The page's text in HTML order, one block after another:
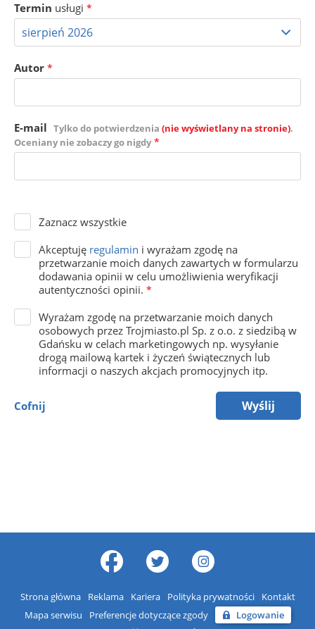
Termin usługi *
Autor *
E-mail Tylko do potwierdzenia (nie wyświetlany na stronie).
Oceniany nie zobaczy go nigdy *
Zaznacz wszystkie
Akceptuję regulamin i wyrażam zgodę na
przetwarzanie moich danych zawartych w formularzu
dodawania opinii w celu umożliwienia weryfikacji
autentyczności opinii. *
Wyrażam zgodę na przetwarzanie moich danych
osobowych przez Trojmiasto.pl Sp. z o.o. z siedzibą w
Gdańsku w celach marketingowych np. wysyłanie
drogą mailową kartek i życzeń świątecznych lub
informacji o naszych akcjach promocyjnych itp.
Cofnij Wyślij
Strona główna Reklama Kariera Polityka prywatności
Kontakt
Mapa serwisu
Preferencje dotyczące zgody
Logowanie